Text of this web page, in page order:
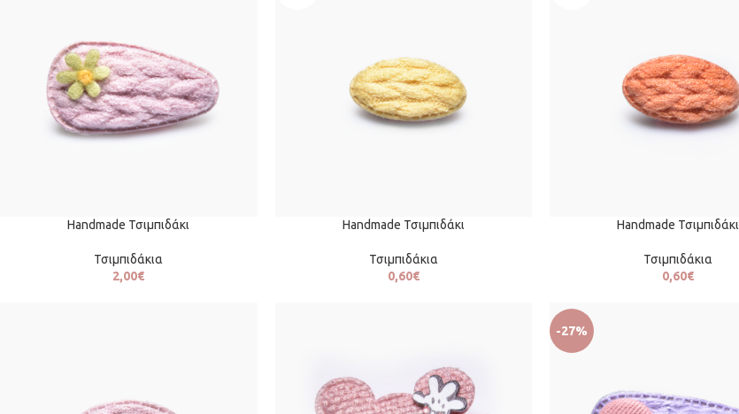
Handmade Τσιμπιδάκι
Τσιμπιδάκια
2,00€
Handmade Τσιμπιδάκι
Τσιμπιδάκια
0,60€
Handmade Τσιμπιδάκι
Τσιμπιδάκια
0,60€
-27%